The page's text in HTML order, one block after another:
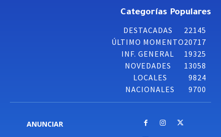
Categorías Populares
DESTACADAS
22145
ÚLTIMO MOMENTO20717
INF. GENERAL
19325
NOVEDADES
13058
LOCALES
9824
NACIONALES
9700
ANUNCIAR